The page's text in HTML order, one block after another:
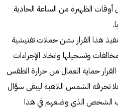
أوقات الظهيرة من الساعة الحادية
هذا القرار بشن حملات تفتيشية
وتسجيلها واتخاذ الإجراءات
حماية العمال من حرارة الطقس
تحرقه الشمس اللاهبة ليبقى سؤال
الشخص الذي وضعهم في هذا